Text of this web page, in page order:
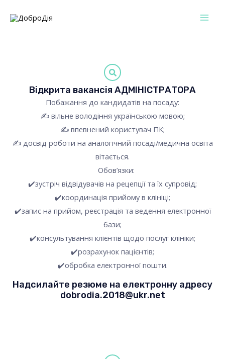
Відкрита вакансія АДМІНІСТРАТОРА
Побажання до кандидатів на посаду:
✍️ вільне володіння українською мовою;
✍️ впевнений користувач ПК;
✍️ досвід роботи на аналогічний посаді/медична освіта
вітається.
⠀ Обов’язки:
✔️зустріч відвідувачів на рецепції та їх супровід;
✔️координація прийому в клініці;
✔️запис на прийом, реєстрація та ведення електронної
бази;
✔️консультування клієнтів щодо послуг клініки;
✔️розрахунок пацієнтів;
✔️обробка електронної пошти.
Надсилайте резюме на електронну адресу
dobrodia.2018@ukr.net